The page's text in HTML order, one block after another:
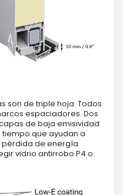
son de triple hoja. Todos
espaciadores. Dos
de baja emisividad
que ayudan a
pérdida de energía
vidrio antirrobo P4 o